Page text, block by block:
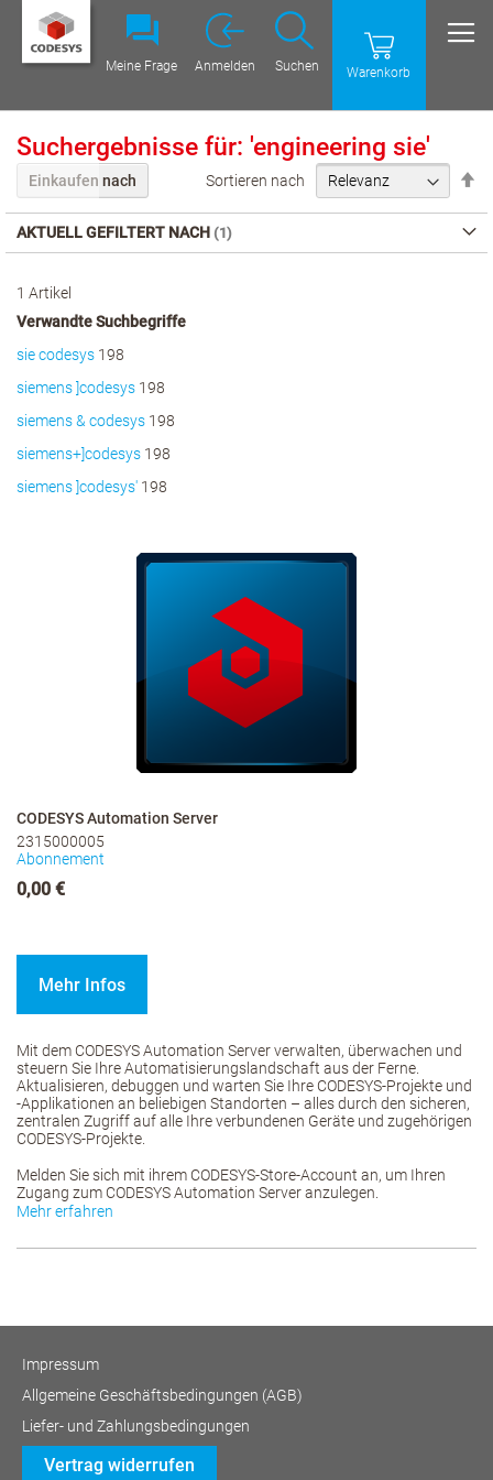
Warenkorb
Suchen
Meine Frage Anmelden
Suchergebnisse für: 'engineering sie'
1 Artikel
Sortieren nach
Verwandte Suchbegriffe
sie codesys 198
siemens ]codesys 198
siemens & codesys 198
siemens+]codesys 198
siemens ]codesys' 198
CODESYS Automation Server
2315000005
Abonnement
0,00 €
Mehr Infos
Mit dem CODESYS Automation Server verwalten, überwachen und
steuern Sie Ihre Automatisierungslandschaft aus der Ferne.
Aktualisieren, debuggen und warten Sie Ihre CODESYS-Projekte und
-Applikationen an beliebigen Standorten – alles durch den sicheren,
zentralen Zugriff auf alle Ihre verbundenen Geräte und zugehörigen
CODESYS-Projekte.
Melden Sie sich mit ihrem CODESYS-Store-Account an, um Ihren
Zugang zum CODESYS Automation Server anzulegen.
Mehr erfahren
Einkaufen nach
AKTUELL GEFILTERT NACH
Impressum
Allgemeine Geschäftsbedingungen (AGB)
Liefer- und Zahlungsbedingungen
Vertrag widerrufen